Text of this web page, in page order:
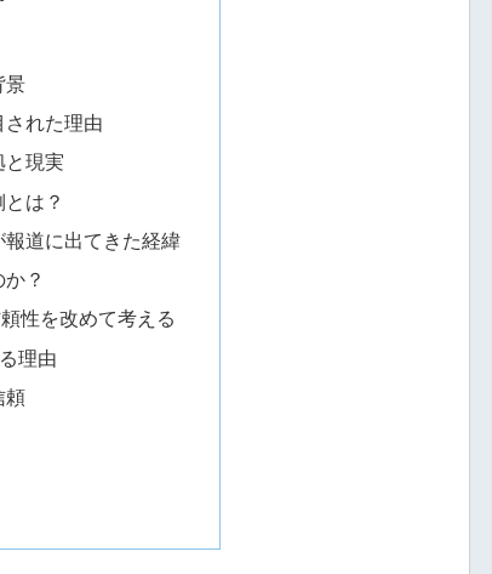
景
れた理由
と現実
は？
報道に出てきた経緯
？
性を改めて考える
理由
頼